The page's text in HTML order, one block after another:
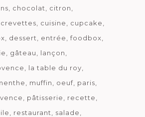
chocolat
citron
crevettes cuisine
cupcake
dessert entrée
foodbox
gâteau
lançon
la table du roy
muffin oeuf paris
pâtisserie
recette
restaurant
salade